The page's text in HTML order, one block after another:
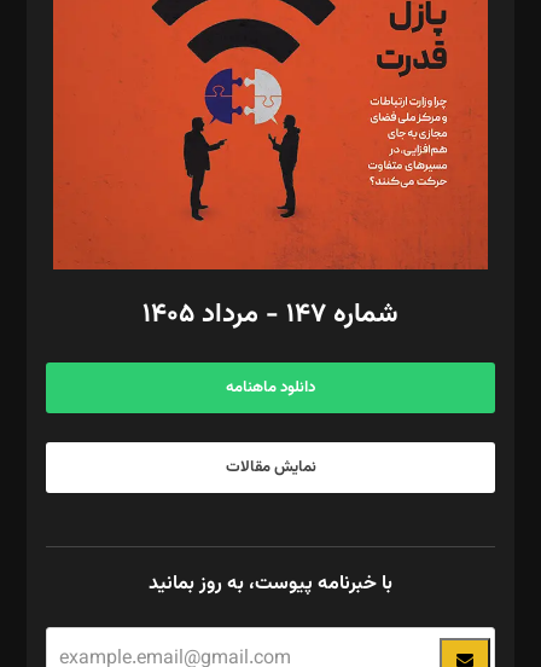
مصطفی مسجدی آرانی، ابوالفضل رجبی، زهرا فکرانه، فائزه فتحی
رستمی،مصطفی باستان
ویرایش: نگار استاد‌‌آقا
طراح یونیفرم: مجید توکلی
فیلمبرداری و عکاسی: امیر شفیعی، مانی لطفی زاده
گرافیک و صفحه‌آرایی: سید‌سبحان‌علی ثابت
مد‌یر توسعه تجاری: کامبیز برید‌
امور مالی: شاپور رهبری، محمد‌ کاظمی‌نیا
آگهی و مشترکین: ۰۹۱۹۹۹۹۰۴۵۴
شماره ۱۴۷ - مرداد ۱۴۰۵
دانلود ماهنامه
نمایش مقالات
با خبرنامه پیوست، به روز بمانید